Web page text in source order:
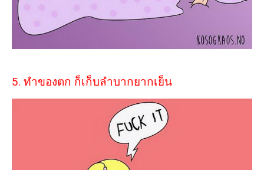
5. ทำของตก ก็เก็บลำบากยากเย็น